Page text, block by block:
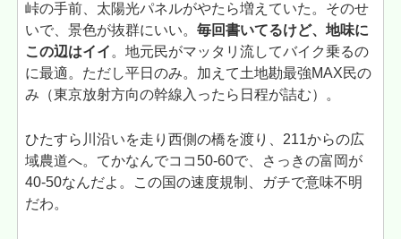
峠の手前、太陽光パネルがやたら増えていた。そのせ
いで、景色が抜群にいい。毎回書いてるけど、地味に
この辺はイイ 。地元民がマッタリ流してバイク乗るの
に最適。ただし平日のみ。加えて土地勘最強MAX民の
み（東京放射方向の幹線入ったら日程が詰む）。
ひたすら川沿いを走り西側の橋を渡り、211からの広
域農道へ。てかなんでココ50-60で、さっきの富岡が
40-50なんだよ。この国の速度規制、ガチで意味不明
だわ。